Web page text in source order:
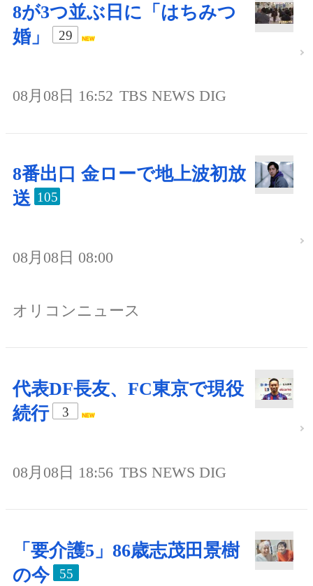
8が3つ並ぶ日に「はちみつ
婚」
29
08月08日 16:52 TBS NEWS DIG
8番出口 金ローで地上波初放
送 105
08月08日 08:00
オリコンニュース
代表DF長友、FC東京で現役
続行
3
08月08日 18:56 TBS NEWS DIG
「要介護5」86歳志茂田景樹
の今
55